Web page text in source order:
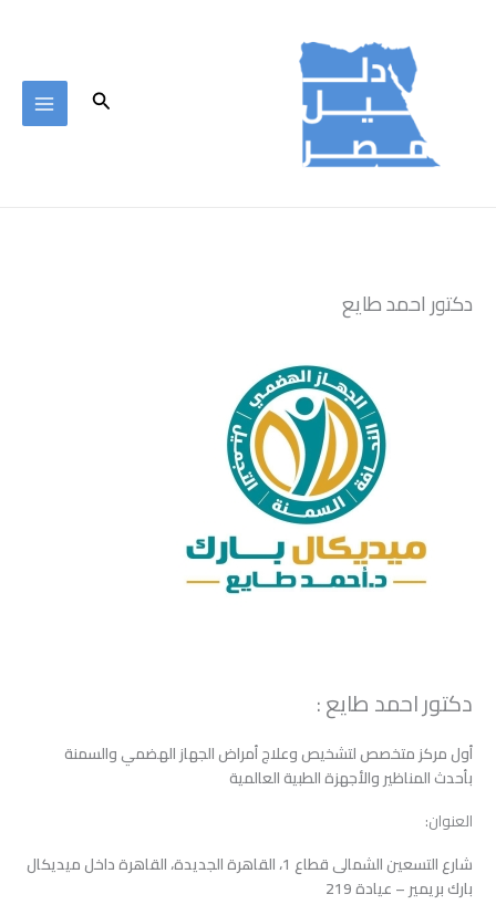
البحث
دكتور احمد طايع
دكتور احمد طايع :
أول مركز متخصص لتشخيص وعلاج أمراض الجهاز الهضمي والسمنة
بأحدث المناظير والأجهزة الطبية العالمية
العنوان:
شارع التسعين الشمالى قطاع 1، القاهرة الجديدة، القاهرة داخل ميديكال
بارك بريمير – عيادة 219